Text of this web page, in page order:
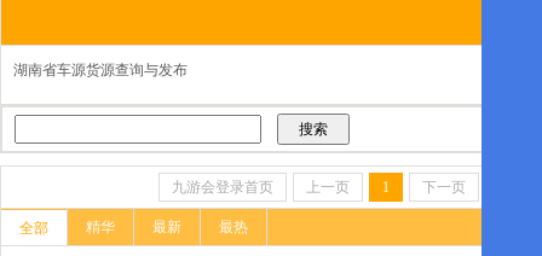
湖南省车源货源查询与发布
九游会登录首页 上一页 1 下一页
全部 精华 最新 最热